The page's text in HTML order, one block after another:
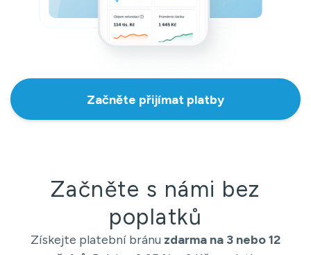
Začněte přijímat platby
Začněte s námi bez
poplatků
Získejte platební bránu zdarma na 3 nebo 12